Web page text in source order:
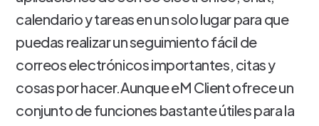
calendario y tareas en un solo lugar para que
puedas realizar un seguimiento fácil de
correos electrónicos importantes, citas y
cosas por hacer.Aunque eM Client ofrece un
conjunto de funciones bastante útiles para la